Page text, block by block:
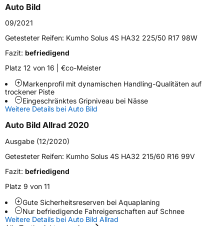
Fahrzeugtyp
Verwendung
ModellnameSolus 4S HA32
FahrzeugartPKW & SUV
Weitere Eigenschaften
SchlauchtypTL
ZustandNeureifen
M+SJa
EU Label
NasshaftungB
Auto Bild
09/2021
Getesteter Reifen: Kumho Solus 4S HA32 225/50 R17 98W
Fazit: befriedigend
Platz 12 von 16 | €co-Meister
Markenprofil mit dynamischen Handling-Qualitäten auf
trockener Piste
Eingeschränktes Gripniveau bei Nässe
Weitere Details bei Auto Bild
Auto Bild Allrad 2020
Ausgabe (12/2020)
Getesteter Reifen: Kumho Solus 4S HA32 215/60 R16 99V
Fazit: befriedigend
Platz 9 von 11
Gute Sicherheitsreserven bei Aquaplaning
Nur befriedigende Fahreigenschaften auf Schnee
Weitere Details bei Auto Bild Allrad